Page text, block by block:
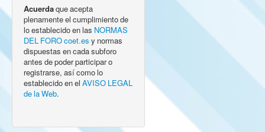
Acuerda que acepta
plenamente el cumplimiento de
lo establecido en las NORMAS
DEL FORO coet.es y normas
dispuestas en cada subforo
antes de poder participar o
registrarse, así como lo
establecido en el AVISO LEGAL
de la Web.